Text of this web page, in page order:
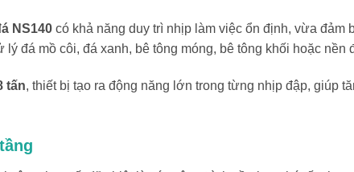
NS140 có khả năng duy trì nhịp làm việc ổn định, vừa
đá mồ côi, đá xanh, bê tông móng, bê tông khối hoặc nền
tấn, thiết bị tạo ra động năng lớn trong từng nhịp đập, giúp